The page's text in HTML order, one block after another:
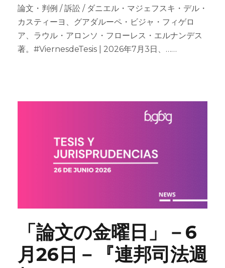
論文・判例 / 訴訟 / ダニエル・マジェフスキ・デル・
カスティーヨ、グアダルーペ・ビジャ・フィゲロ
ア、ラウル・アロンソ・フローレス・エルナンデス
著。#ViernesdeTesis | 2026年7月3日、……
「論文の金曜日」－6
月26日－『連邦司法週